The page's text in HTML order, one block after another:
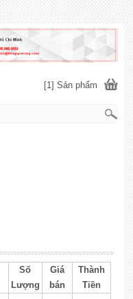
Số
Lượng
Giá
bán
Thành
Tiền
[1] Sản phẩm